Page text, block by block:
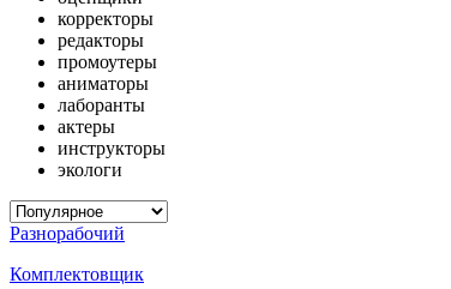
корректоры
редакторы
промоутеры
аниматоры
лаборанты
актеры
инструкторы
экологи
Разнорабочий
Комплектовщик